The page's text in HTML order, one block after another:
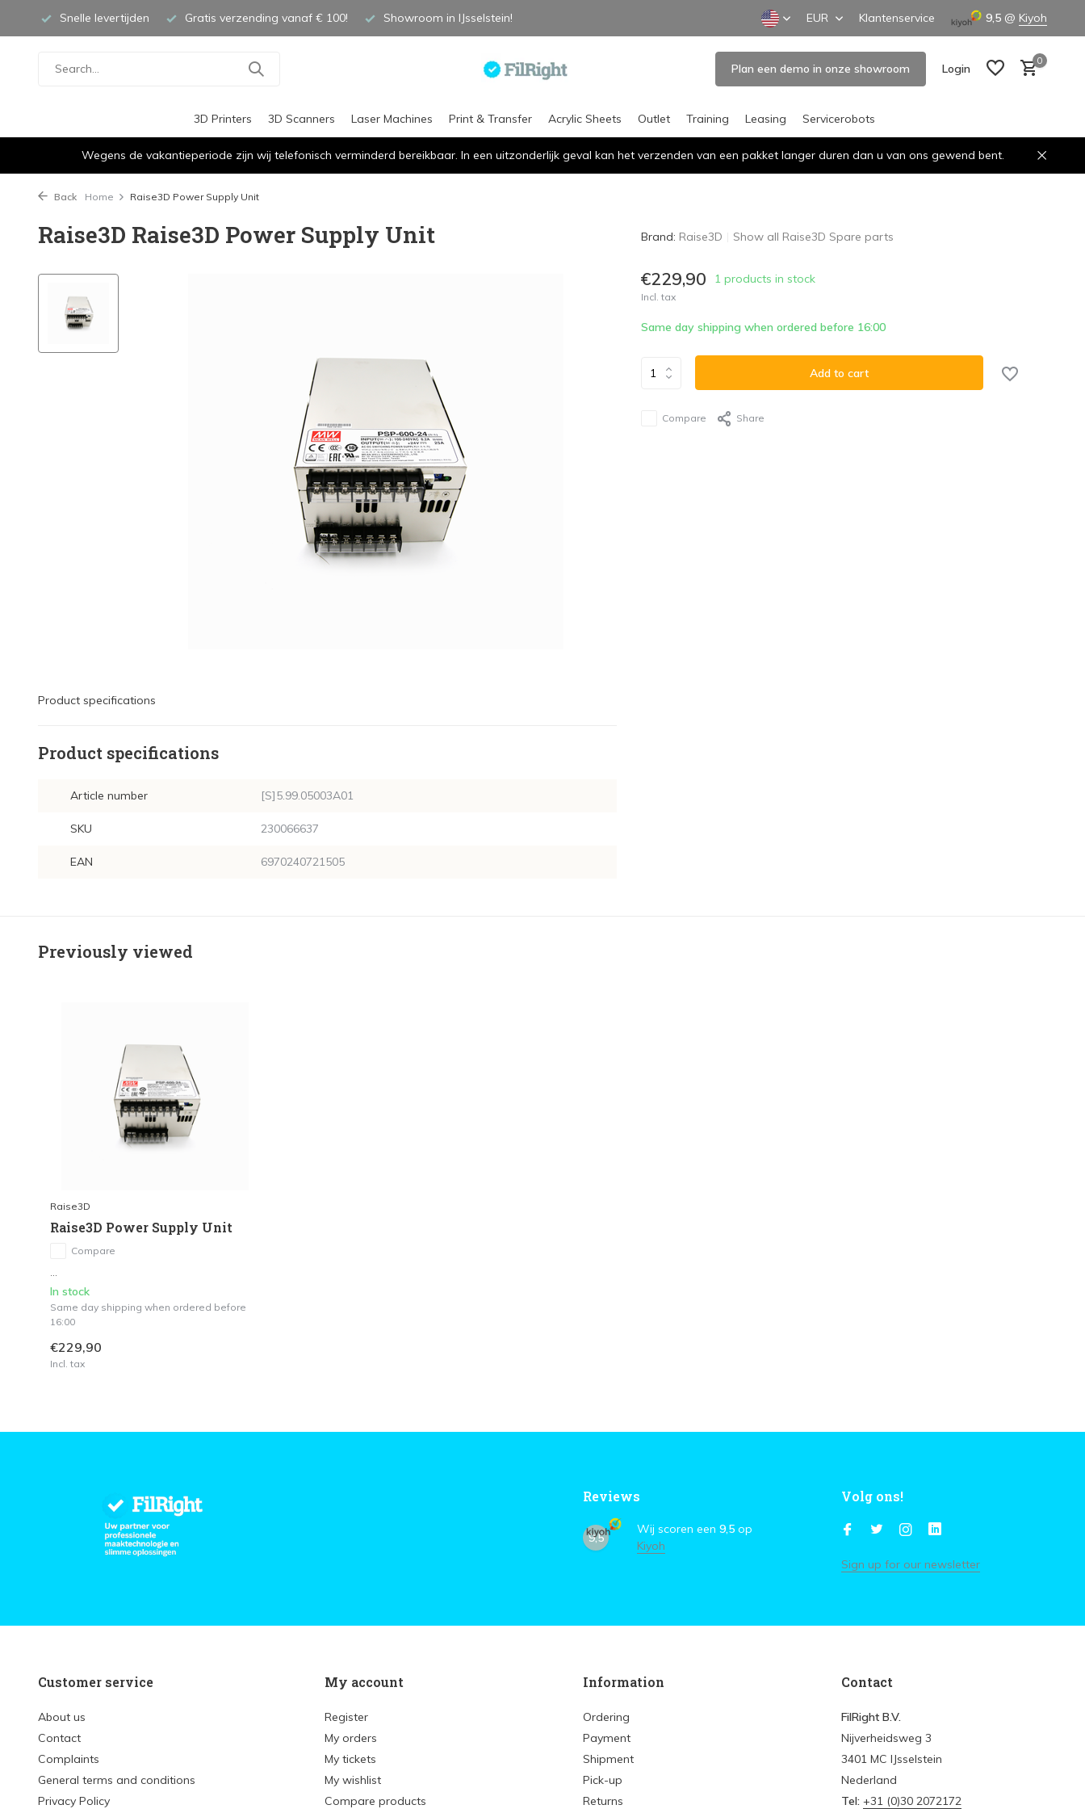
Snelle levertijden Gratis verzending vanaf € 100! Showroom in IJsselstein! EUR Klantenservice 9,5 @ Kiyoh
Plan een demo in onze showroom Login
0
3D Printers 3D Scanners Laser Machines Print & Transfer Acrylic Sheets Outlet Training Leasing Servicerobots
Wegens de vakantieperiode zijn wij telefonisch verminderd bereikbaar. In een uitzonderlijk geval kan het verzenden van een pakket langer duren dan u van ons gewend bent.
Back Home Raise3D Power Supply Unit
Raise3D Raise3D Power Supply Unit
Product specifications
Product specifications
Article number [S]5.99.05003A01
SKU 230066637
EAN 6970240721505
Brand: Raise3D Show all Raise3D Spare parts
€229,90 1 products in stock
Incl. tax
Same day shipping when ordered before 16:00
Add to cart
Compare Share
Previously viewed
Raise3D
Raise3D Power Supply Unit
Compare
In stock
Same day shipping when ordered before
16:00
€229,90
Incl. tax
Reviews
9,5
Wij scoren een 9,5 op
Kiyoh
Volg ons!
Sign up for our newsletter
Customer service
About us
Contact
Complaints
General terms and conditions
Privacy Policy
My account
Register
My orders
My tickets
My wishlist
Compare products
Information
Ordering
Payment
Shipment
Pick-up
Returns
Contact
FilRight B.V.
Nijverheidsweg 3
3401 MC IJsselstein
Nederland
Tel: +31 (0)30 2072172